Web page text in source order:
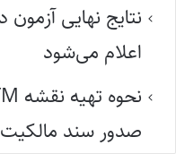
اعلام می‌شود
صدور سند مالکیت